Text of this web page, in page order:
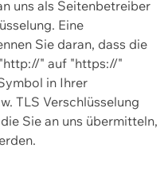
uns als Seitenbetreiber
Eine
Sie daran, dass die
" auf "https://"
in Ihrer
TLS Verschlüsselung
Sie an uns übermitteln,